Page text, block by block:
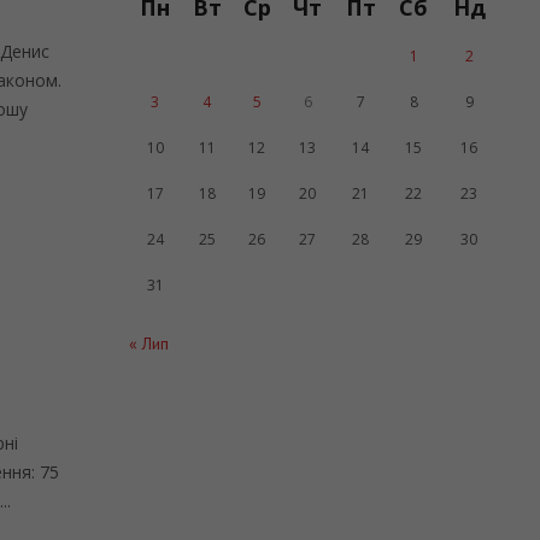
75
Пн Вт Ср Чт Пт Сб Нд
« Лип
1 2
3 4 5 6 7 8 9
10 11 12 13 14 15 16
17 18 19 20 21 22 23
24 25 26 27 28 29 30
31